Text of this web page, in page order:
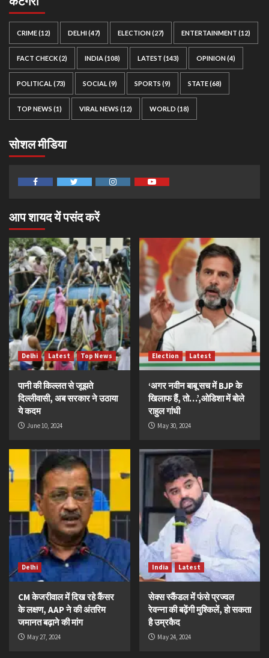
CRIME(12) DELHI(47) ELECTION(27) ENTERTAINMENT (12)
FACT CHECK(2) INDIA(108) LATEST (143) OPINION(4)
POLITICAL (73) SOCIAL (9) SPORTS (9) STATE(68)
TOP NEWS (1) VIRAL NEWS (12) WORLD (18)
सोशल मीडिया
आप शायद यें पसंद करें
Delhi Latest Top News
पानी की किल्लत से जूझते
दिल्लीवासी, अब सरकार ने उठाया
ये कदम
June 10, 2024
Election Latest
‘अगर नवीन बाबू सच में BJP के
खिलाफ हैं, तो…’,ओडिशा में बोले
राहुल गांधी
May 30, 2024
Delhi
CM केजरीवाल में दिख रहे कैंसर
के लक्षण, AAP ने की अंतरिम
जमानत बढ़ाने की मांग
May 27, 2024
India Latest
सेक्स स्कैंडल में फंसे प्रज्वल
रेवन्ना की बढ़ेंगी मुश्किलें, हो सकता
है उम्रकैद
May 24, 2024